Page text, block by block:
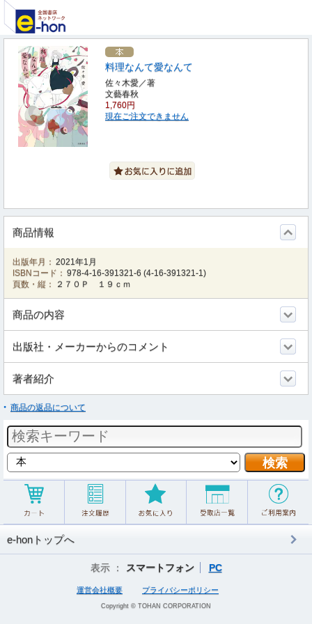
料理なんて愛なんて
佐々木愛／著
文藝春秋
1,760円
現在ご注文できません
商品情報
出版年月： 2021年1月
ISBNコード： 978-4-16-391321-6 (4-16-391321-1)
頁数・縦：
２７０Ｐ １９ｃｍ
商品の内容
出版社・メーカーからのコメント
著者紹介
商品の返品について
e-honトップへ
表示 ： スマートフォン PC
運営会社概要 プライバシーポリシー
Copyright © TOHAN CORPORATION